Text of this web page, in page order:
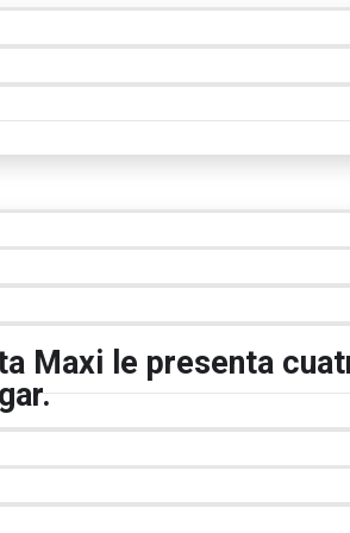
Maxi le presenta